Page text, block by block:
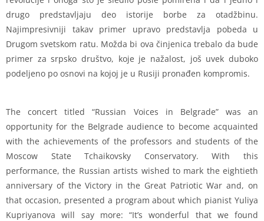
drugo predstavljaju deo istorije borbe za otadžbinu.
Najimpresivniji takav primer upravo predstavlja pobeda u
Drugom svetskom ratu. Možda bi ova činjenica trebalo da bude
primer za srpsko društvo, koje je nažalost, još uvek duboko
podeljeno po osnovi na kojoj je u Rusiji pronađen kompromis.
The concert titled “Russian Voices in Belgrade” was an
opportunity for the Belgrade audience to become acquainted
with the achievements of the professors and students of the
Moscow State Tchaikovsky Conservatory. With this
performance, the Russian artists wished to mark the eightieth
anniversary of the Victory in the Great Patriotic War and, on
that occasion, presented a program about which pianist Yuliya
Kupriyanova will say more: “It’s wonderful that we found